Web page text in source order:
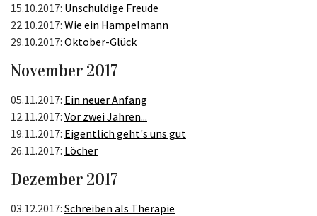
15.10.2017: Unschuldige Freude
22.10.2017: Wie ein Hampelmann
29.10.2017: Oktober-Glück
November 2017
05.11.2017: Ein neuer Anfang
12.11.2017: Vor zwei Jahren...
19.11.2017: Eigentlich geht's uns gut
26.11.2017: Löcher
Dezember 2017
03.12.2017: Schreiben als Therapie